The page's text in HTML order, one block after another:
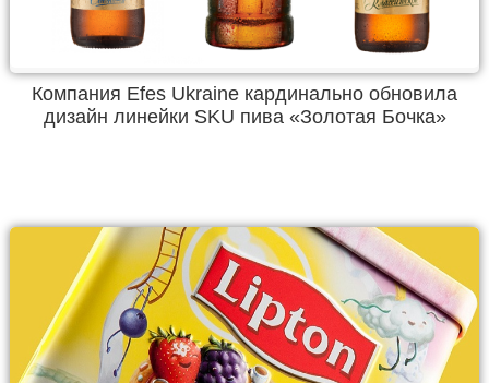
Компания Efes Ukraine кардинально обновила
дизайн линейки SKU пива «Золотая Бочка»